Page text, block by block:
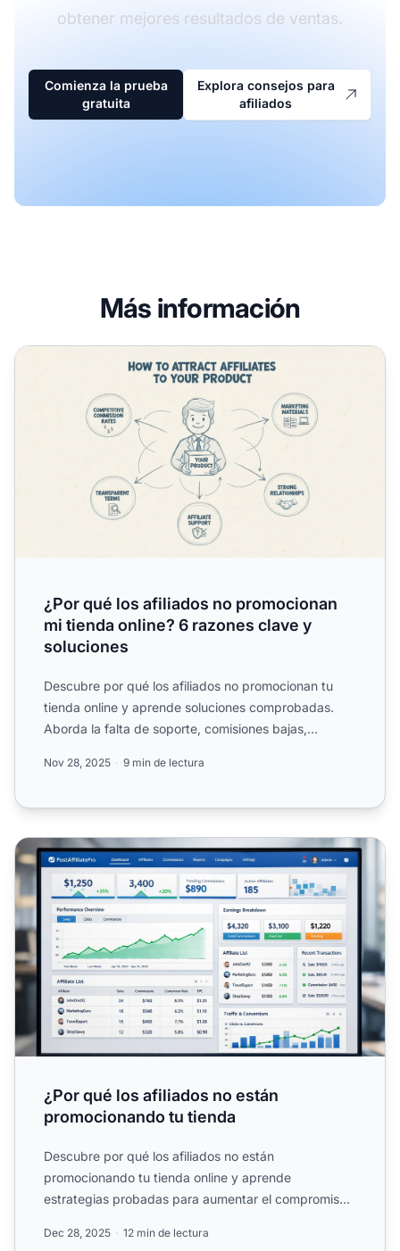
obtener mejores resultados de ventas.
Comienza la prueba
gratuita
Explora consejos para
afiliados
Más información
¿Por qué los afiliados no promocionan mi tienda online?
¿Por qué los afiliados no promocionan
mi tienda online? 6 razones clave y
soluciones
Descubre por qué los afiliados no promocionan tu
tienda online y aprende soluciones comprobadas.
Aborda la falta de soporte, comisiones bajas,
Nov 28, 2025 9 min de lectura
¿Por qué los afiliados no están promocionando tu tienda
¿Por qué los afiliados no están
promocionando tu tienda
Descubre por qué los afiliados no están
promocionando tu tienda online y aprende
estrategias probadas para aumentar el compromiso,
Dec 28, 2025 12 min de lectura